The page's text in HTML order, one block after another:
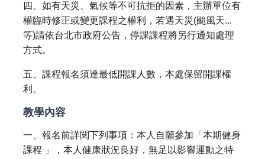
四、如有天災、氣候等不可抗拒的因素，主辦單位有
權臨時修正或變更課程之權利，若遇天災(颱風天...
等)請依台北市政府公告，停課課程將另行通知處理
方式。
五、課程報名須達最低開課人數，本處保留開課權
利。
教學內容
一、報名前詳閱下列事項：本人自願參加「本期健身
課程 」，本人健康狀況良好，無足以影響運動之特